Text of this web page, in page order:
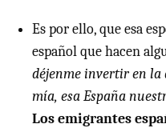
Es por ello, que esa
español que hacen
déjenme invertir en la
mía, esa España
Los emigrantes